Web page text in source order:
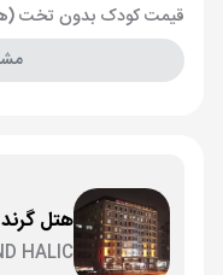
قیمت کودک بدون تخت
هتل
HALIC